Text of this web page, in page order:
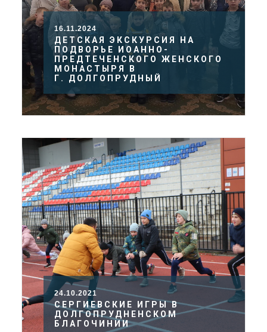
16.11.2024
ДЕТСКАЯ ЭКСКУРСИЯ НА
ПОДВОРЬЕ ИОАННО-
ПРЕДТЕЧЕНСКОГО ЖЕНСКОГО
МОНАСТЫРЯ В
Г. ДОЛГОПРУДНЫЙ
24.10.2021
СЕРГИЕВСКИЕ ИГРЫ В
ДОЛГОПРУДНЕНСКОМ
БЛАГОЧИНИИ